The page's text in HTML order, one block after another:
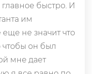
быстро. И
им
еще не значит что
он был
мне дает